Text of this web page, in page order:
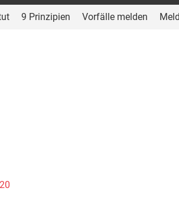
9 Prinzipien Vorfälle melden